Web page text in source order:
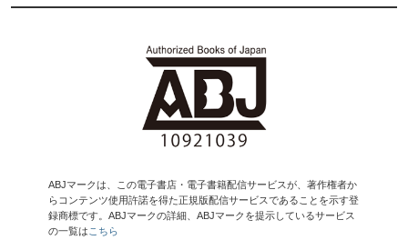
ABJマークは、この電子書店・電子書籍配信サービスが、著作権者か
らコンテンツ使用許諾を得た正規版配信サービスであることを示す登
録商標です。ABJマークの詳細、ABJマークを提示しているサービス
の一覧は こちら